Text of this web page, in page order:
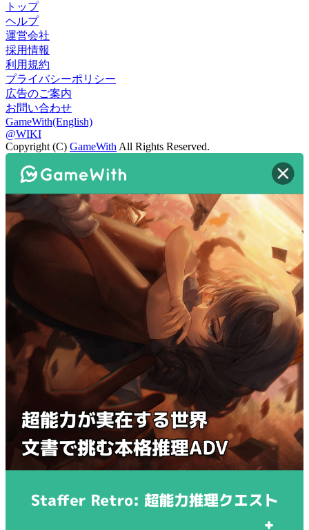
トップ
ヘルプ
運営会社
採用情報
利用規約
プライバシーポリシー
広告のご案内
お問い合わせ
GameWith(English)
@WIKI
Copyright (C) GameWith All Rights Reserved.